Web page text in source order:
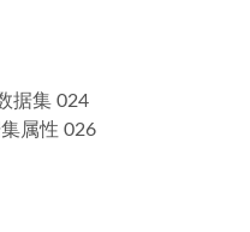
据集 024
属性 026